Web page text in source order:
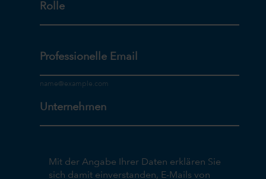
Rolle
Professionelle Email
Unternehmen
Mit der Angabe Ihrer Daten erklären Sie
sich damit einverstanden, E-Mails von